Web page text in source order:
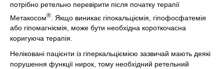
потрібно ретельно перевірити після початку терапії
Метакосом®
. Якщо виникає гіпокальціємія, гіпофосфатемія
або гіпомагніємія, може бути необхідна короткочасна
коригуюча терапія.
Неліковані пацієнти із гіперкальціємією зазвичай мають деякі
порушення функції нирок, тому необхідний ретельний